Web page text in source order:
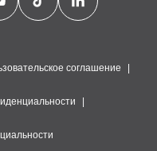
соглашение